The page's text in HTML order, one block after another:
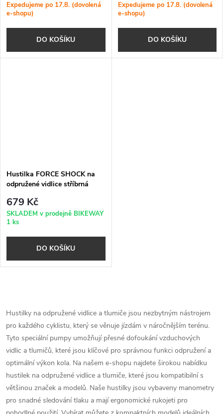
Expedujeme po 17.8. (dovolená
e-shopu)
DO KOŠÍKU
Expedujeme po 17.8. (dovolená
e-shopu)
DO KOŠÍKU
Hustilka FORCE SHOCK na
odpružené vidlice stříbrná
679 Kč
SKLADEM v prodejně BIKEWAY
1 ks
DO KOŠÍKU
v
l
á
d
a
Hustilky na odpružené vidlice a tlumiče jsou nezbytným nástrojem
pro každého cyklistu, který se věnuje jízdám v náročnějším terénu.
Tyto speciální pumpy umožňují přesné dofoukání vzduchových
vidlic a tlumičů, které jsou klíčové pro správnou funkci odpružení a
optimální výkon kola. Na našem e-shopu najdete širokou nabídku
hustilek na odpružené vidlice a tlumiče, které jsou kompatibilní s
většinou značek a modelů. Naše hustilky jsou vybaveny manometry
pro snadné sledování tlaku a mají ergonomické rukojeti pro